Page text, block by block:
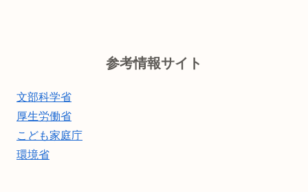
参考情報サイト
文部科学省
厚生労働省
こども家庭庁
環境省